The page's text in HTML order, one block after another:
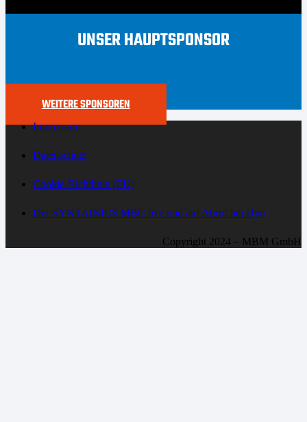
UNSER HAUPTSPONSOR
WEITERE SPONSOREN
Impressum
Datenschutz
Cookie-Richtlinie (EU)
Der SYNTAINICS MBC live und auf Abruf bei Dyn
Copyright 2024 – MBM GmbH